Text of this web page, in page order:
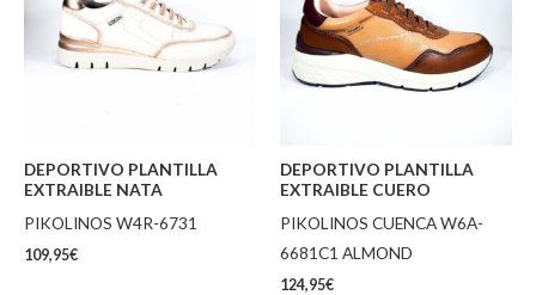
DEPORTIVO PLANTILLA
EXTRAIBLE NATA
PIKOLINOS W4R-6731
109,95€
DEPORTIVO PLANTILLA
EXTRAIBLE CUERO
PIKOLINOS CUENCA W6A-
6681C1 ALMOND
124,95€